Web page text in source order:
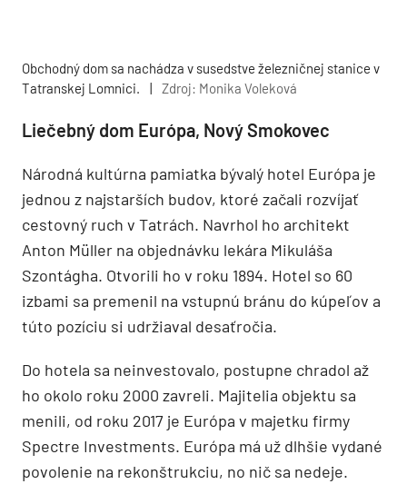
Obchodný dom sa nachádza v susedstve železničnej stanice v
Tatranskej Lomnici.
| Zdroj: Monika Voleková
Liečebný dom Európa, Nový Smokovec
Národná kultúrna pamiatka bývalý hotel Európa je
jednou z najstarších budov, ktoré začali rozvíjať
cestovný ruch v Tatrách. Navrhol ho architekt
Anton Müller na objednávku lekára Mikuláša
Szontágha. Otvorili ho v roku 1894. Hotel so 60
izbami sa premenil na vstupnú bránu do kúpeľov a
túto pozíciu si udržiaval desaťročia.
Do hotela sa neinvestovalo, postupne chradol až
ho okolo roku 2000 zavreli. Majitelia objektu sa
menili, od roku 2017 je Európa v majetku firmy
Spectre Investments. Európa má už dlhšie vydané
povolenie na rekonštrukciu, no nič sa nedeje.